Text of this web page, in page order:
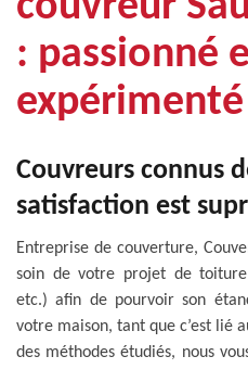
: passionné
expérimenté
Couvreurs connus
satisfaction est
Entreprise de couverture,
soin de votre projet de toiture
etc.) afin de pourvoir son
votre maison, tant que c’est lié
des méthodes étudiés, nous